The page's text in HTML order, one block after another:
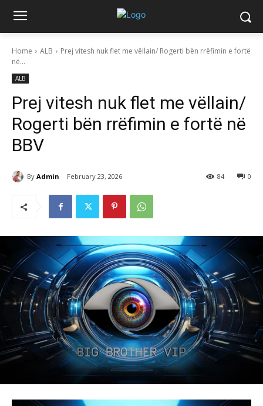
Home ALB
Prej vitesh nuk flet me vëllain/ Rogerti bën rrëfimin e fortë
në...
ALB
Prej vitesh nuk flet me vëllain/
Rogerti bën rrëfimin e fortë në
BBV
By Admin February 23, 2026 0
84